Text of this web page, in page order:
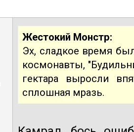
Жестокий Монстр:
Эх, сладкое время
космонавты,
гектара выросли
сплошная мразь.